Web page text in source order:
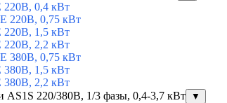
220В, 0,4 кВт
220В, 0,75 кВт
220В, 1,5 кВт
220В, 2,2 кВт
380В, 0,75 кВт
380В, 1,5 кВт
380В, 2,2 кВт
220/380В, 1/3 фазы, 0,4-3,7 кВт
▼